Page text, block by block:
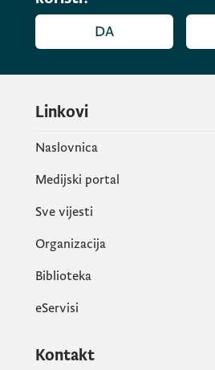
DA
Linkovi
Naslovnica
Medijski portal
Sve vijesti
Organizacija
Biblioteka
eServisi
Kontakt